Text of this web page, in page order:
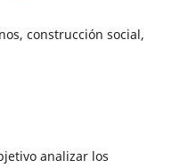
construcción social,
analizar los